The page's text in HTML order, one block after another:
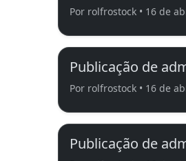
Por rolfrostock • 16 de
Publicação de
Por rolfrostock • 16 de
Publicação de